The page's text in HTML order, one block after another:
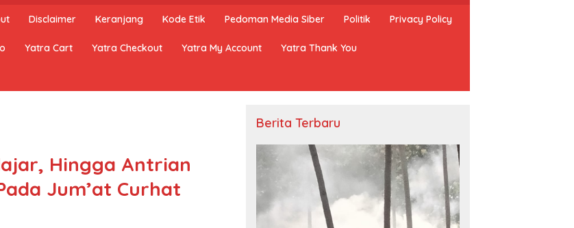
Disclaimer Keranjang Kode Etik Pedoman Media Siber Politik Privacy Policy
Yatra Cart Yatra Checkout Yatra My Account Yatra Thank You
Hingga Antrian
Jum’at Curhat
Berita Terbaru